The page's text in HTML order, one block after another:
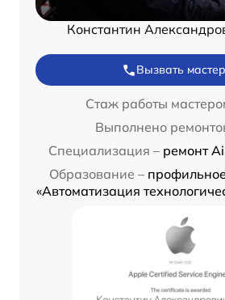
Константин
Вызвать
Стаж работы
Выполнено
Специализация – ремонт
Образование –
«Автоматизация